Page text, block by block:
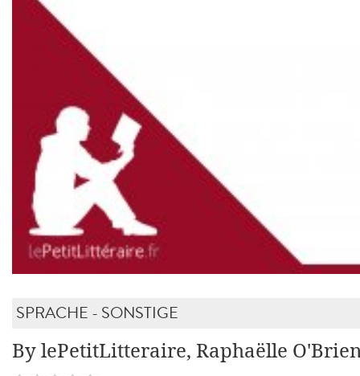
SPRACHE - SONSTIGE
By lePetitLitteraire, Raphaëlle